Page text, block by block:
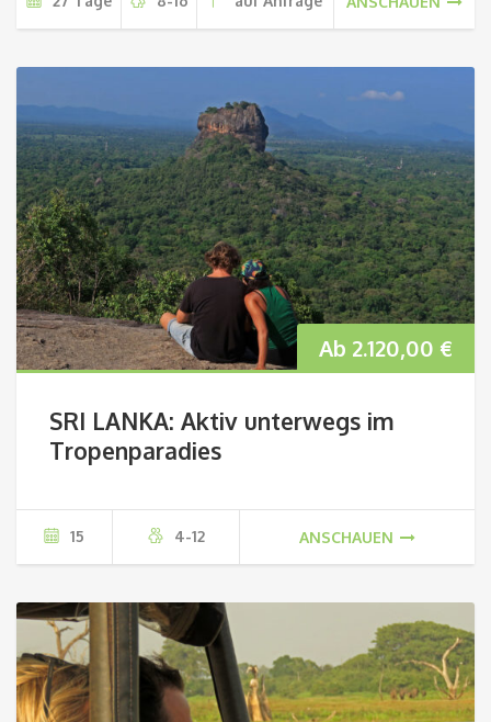
Ab 2.120,00 €
SRI LANKA: Aktiv unterwegs im
Tropenparadies
15 4-12 ANSCHAUEN